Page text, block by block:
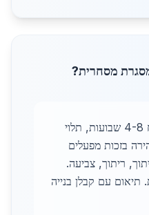
מסחרית?
ייצור מסגרת מסחרית לוקח 4-8 שבועות, תלוי
בזכות מפעלים
ריתוך, צביעה.
ל-3 שבועות. תיאום עם קבלן בנייה